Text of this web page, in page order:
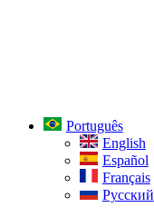
Português
English
Español
Français
Русский